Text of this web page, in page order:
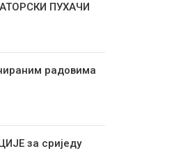
ПУХАЧИ
радовима
за сриједу